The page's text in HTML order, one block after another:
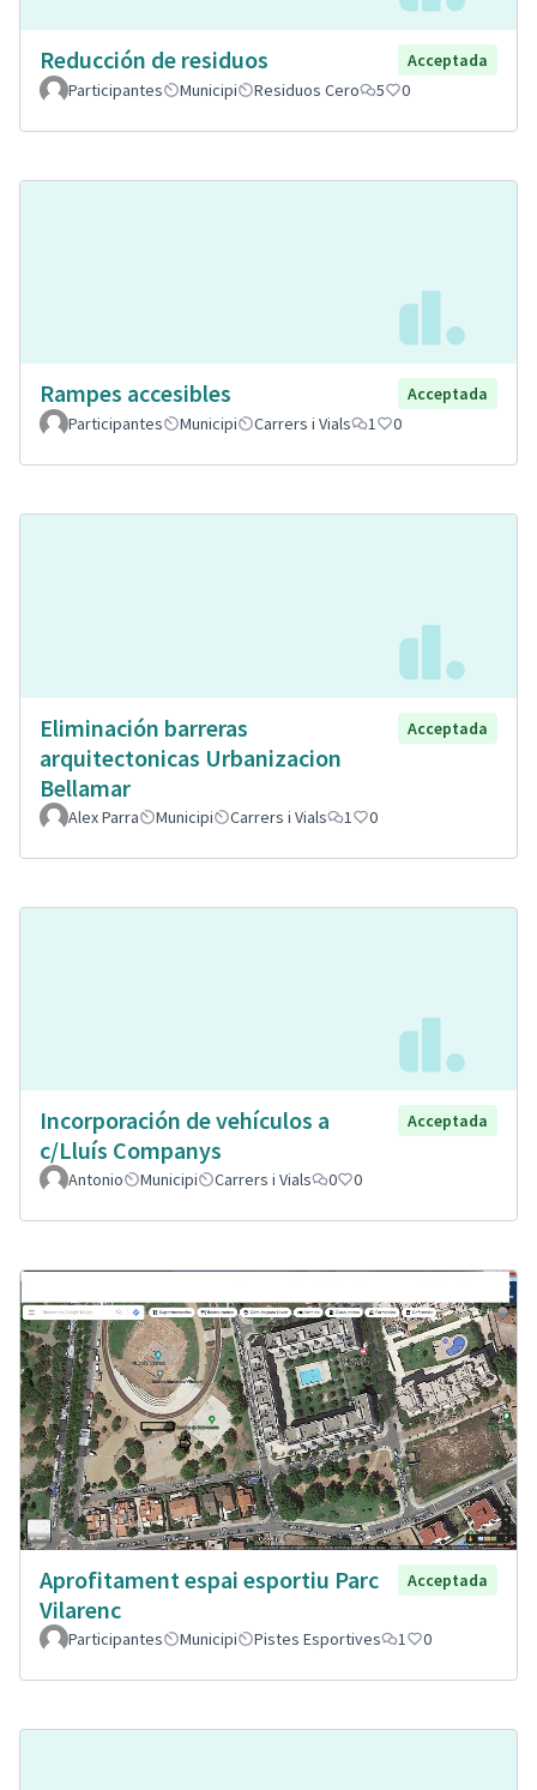
Reducción de residuos
Acceptada
Participantes
Municipi Residuos Cero 5 0
Rampes accesibles
Acceptada
Participantes
Municipi Carrers i Vials 1 0
Eliminación barreras
arquitectonicas Urbanizacion
Bellamar
Acceptada
Alex Parra Municipi Carrers i Vials 1 0
Incorporación de vehículos a
c/Lluís Companys
Acceptada
Antonio Municipi Carrers i Vials 0 0
Aprofitament espai esportiu Parc
Vilarenc
Acceptada
Participantes Municipi Pistes Esportives 1 0